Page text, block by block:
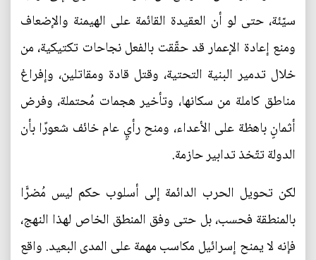
سيّئة، حتى لو أن العقيدة القائمة على الهيمنة والإضعاف
ومنع إعادة الإعمار قد حقّقت بالفعل نجاحات تكتيكية، من
خلال تدمير البنية التحتية، وقتل قادة ومقاتلين، وإفراغ
مناطق كاملة من سكانها، وتأخير هجمات مُحتملة، وفرض
أثمانٍ باهظة على الأعداء، ومنح رأيٍ عام خائف شعورًا بأن
الدولة تتّخذ تدابير حازمة.
لكن تحويل الحرب الدائمة إلى أسلوب حكم ليس مُضرًّا
بالمنطقة فحسب، بل حتى وفق المنطق الخاص لهذا النهج،
فإنه لا يمنح إسرائيل مكاسب مهمة على المدى البعيد. واقع